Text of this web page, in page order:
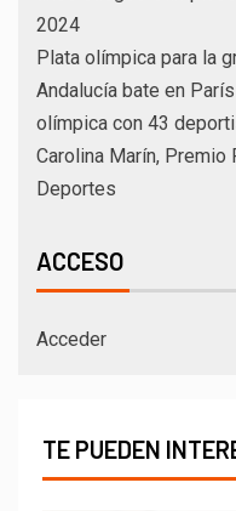
2024
Plata olímpica para la
Andalucía bate en
olímpica con 43
Carolina Marín,
Deportes
ACCESO
Acceder
TE PUEDEN